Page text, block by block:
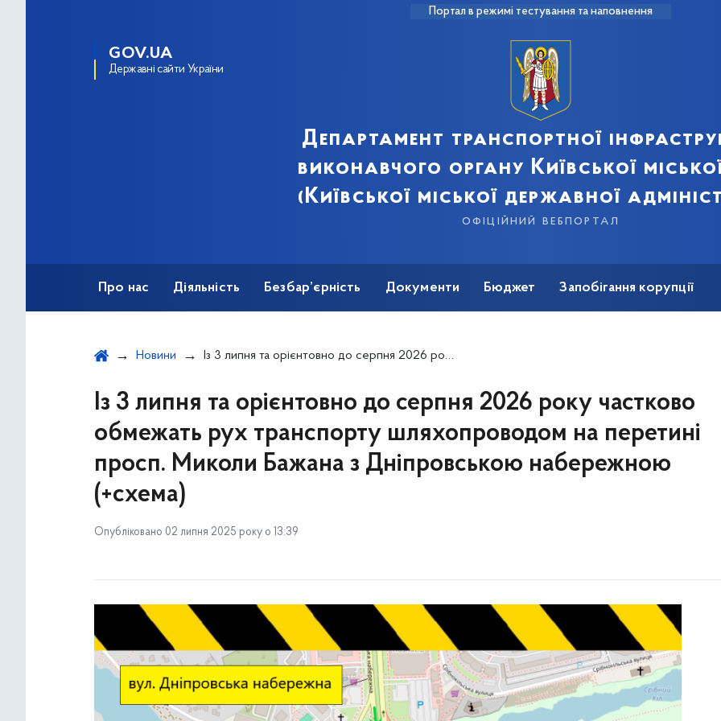
Портал в режимі тестування та наповнення
GOV.UA
Державні сайти України
Департамент транспортної
виконавчого органу Київської
(Київської міської державної
офіційний вебпортал
Про нас Діяльність Безбар’єрність Документи Бюджет Запобігання корупції
Новини Із 3 липня та орієнтовно до серпня 2026 року частково обмежать рух транспорту шляхопроводом на перетині просп. Миколи Бажана з Дніпровською набережною (+схема)
Із 3 липня та орієнтовно до серпня 2026 року частково
обмежать рух транспорту шляхопроводом на перетині
просп. Миколи Бажана з Дніпровською набережною
(+схема)
Опубліковано 02 липня 2025 року о 13:39